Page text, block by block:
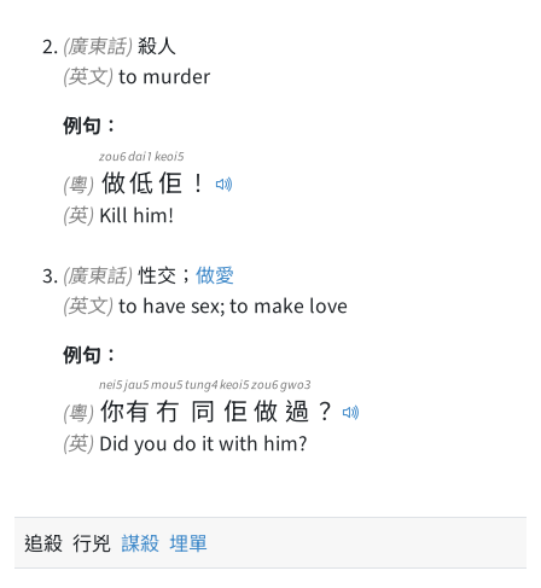
(廣東話) 殺人
(英文) to murder
例句：
(粵) 做
zou6
低
dai1
佢
keoi5
！
(英) Kill him!
(廣東話) 性交； 做愛
(英文) to have sex; to make love
例句：
(粵) 你
nei5
有
jau5
冇
mou5
同
tung4
佢
keoi5
做
zou6
過
gwo3
？
(英) Did you do it with him?
追殺 行兇 謀殺 埋單